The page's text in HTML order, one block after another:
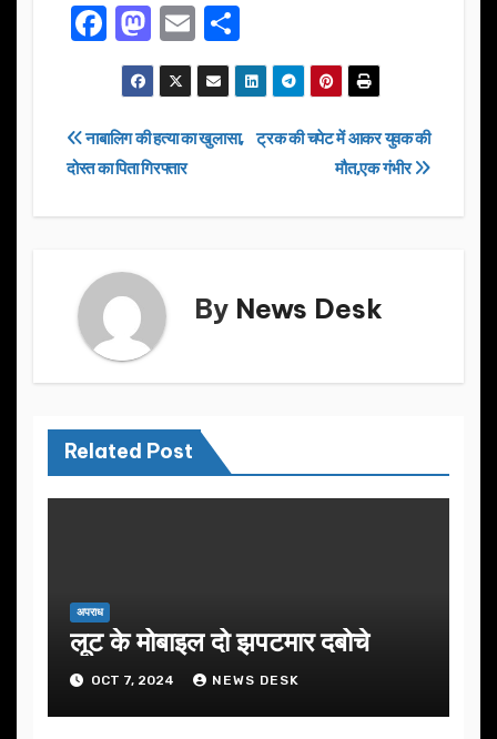
F
a
c
e
b
k
M
a
st
o
d
E
m
ail
h
ar
e
Post
navigation
ट्रक की चपेट में आकर युवक की
मौत,एक गंभीर
नाबालिग की हत्या का खुलासा,
दोस्त का पिता गिरफ्तार
By News Desk
Related Post
अपराध
लूट के मोबाइल दो झपटमार दबोचे
OCT 7, 2024 NEWS DESK